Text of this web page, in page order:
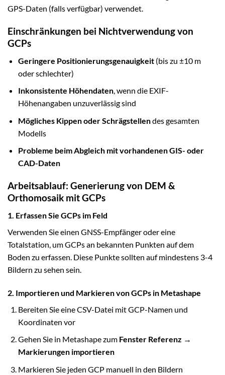
GPS-Daten (falls verfügbar) verwendet.
Einschränkungen bei Nichtverwendung von
GCPs
Geringere Positionierungsgenauigkeit(bis zu ±10 m
oder schlechter)
Inkonsistente Höhendaten, wenn die EXIF-
Höhenangaben unzuverlässig sind
Mögliches Kippen oder Schrägstellendes gesamten
Modells
Probleme beim Abgleich mit vorhandenen GIS- oder
CAD-Daten
Arbeitsablauf: Generierung von DEM &
Orthomosaik mit GCPs
1. Erfassen Sie GCPs im Feld
Verwenden Sie einen GNSS-Empfänger oder eine
Totalstation, um GCPs an bekannten Punkten auf dem
Boden zu erfassen. Diese Punkte sollten auf mindestens 3-4
Bildern zu sehen sein.
2. Importieren und Markieren von GCPs in Metashape
Bereiten Sie eine CSV-Datei mit GCP-Namen und
Koordinaten vor
Gehen Sie in Metashape zum Fenster Referenz →
Markierungen importieren
Markieren Sie jeden GCP manuell in den Bildern